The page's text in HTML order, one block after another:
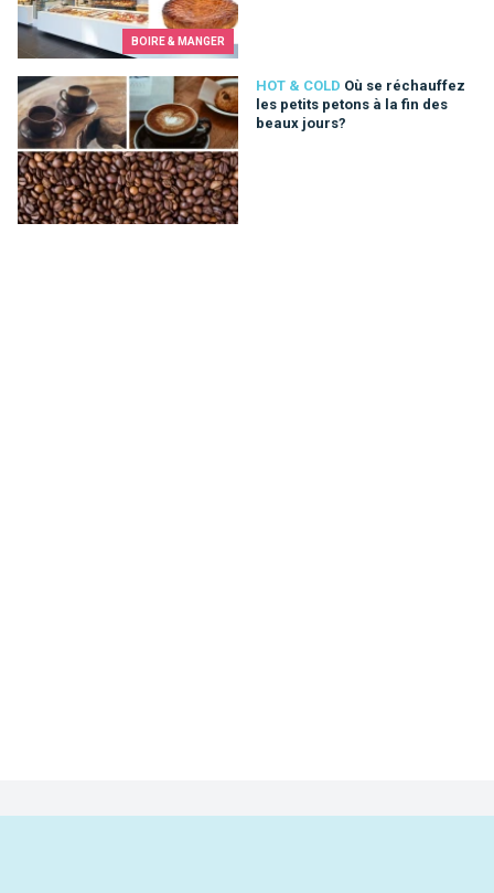
BOIRE & MANGER
HOT & COLD Où se réchauffez
les petits petons à la fin des
beaux jours?
Où se réchauffez les petits petons à la fin des beaux jours?